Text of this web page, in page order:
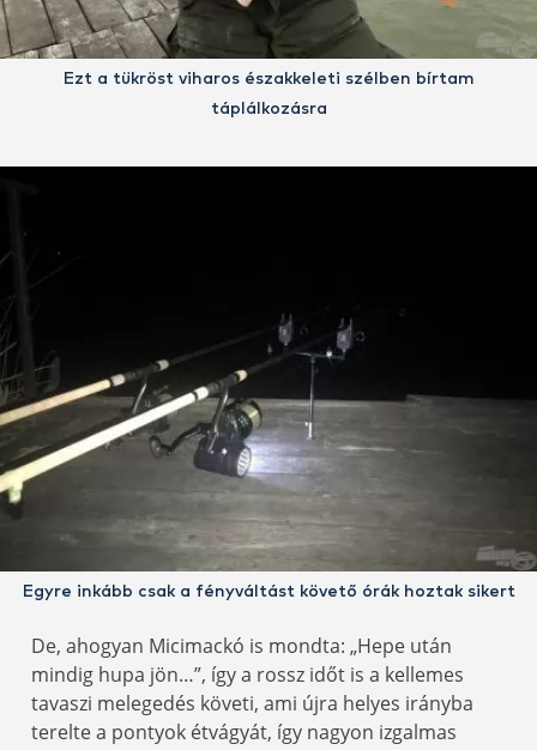
Ezt a tükröst viharos északkeleti szélben bírtam
táplálkozásra
Egyre inkább csak a fényváltást követő órák hoztak sikert
De, ahogyan Micimackó is mondta: „Hepe után
mindig hupa jön…”, így a rossz időt is a kellemes
tavaszi melegedés követi, ami újra helyes irányba
terelte a pontyok étvágyát, így nagyon izgalmas